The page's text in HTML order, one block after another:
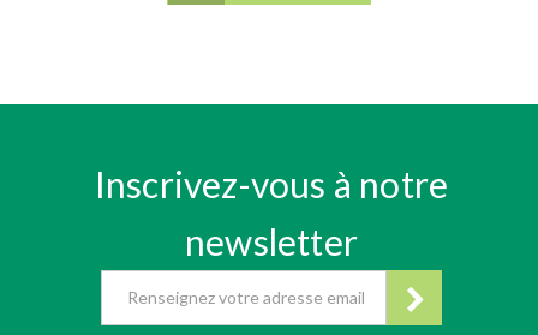
Inscrivez-vous à notre
newsletter